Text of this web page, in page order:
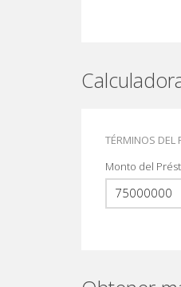
TÉRMINOS DEL
Monto del